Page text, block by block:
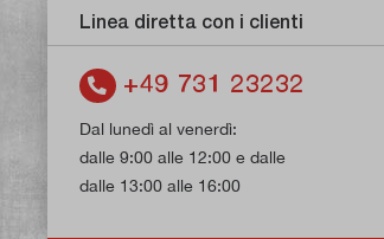
Linea diretta con i clienti
+49 731 23232
Dal lunedì al venerdì:
dalle 9:00 alle 12:00 e dalle
dalle 13:00 alle 16:00